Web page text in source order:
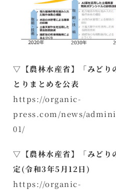
▽【農林水産省】「みどり
とりまとめを公表
https://organic-
press.com/news/
01/
▽【農林水産省】「みどり
定(令和3年5月12日)
https://organic-